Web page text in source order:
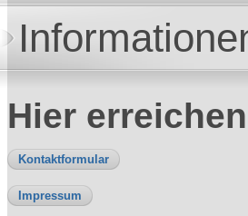
Hier
Kontaktformular
Impressum